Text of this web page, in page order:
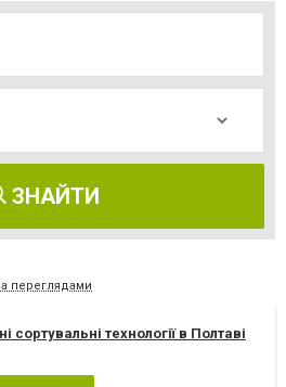
ЗНАЙТИ
переглядами
сортувальні технології в Полтаві